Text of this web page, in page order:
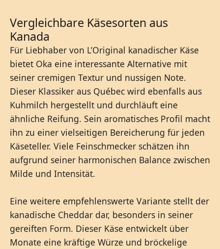
Vergleichbare Käsesorten aus
Kanada
Für Liebhaber von L’Original kanadischer Käse
bietet Oka eine interessante Alternative mit
seiner cremigen Textur und nussigen Note.
Dieser Klassiker aus Québec wird ebenfalls aus
Kuhmilch hergestellt und durchläuft eine
ähnliche Reifung. Sein aromatisches Profil macht
ihn zu einer vielseitigen Bereicherung für jeden
Käseteller. Viele Feinschmecker schätzen ihn
aufgrund seiner harmonischen Balance zwischen
Milde und Intensität.
Eine weitere empfehlenswerte Variante stellt der
kanadische Cheddar dar, besonders in seiner
gereiften Form. Dieser Käse entwickelt über
Monate eine kräftige Würze und bröckelige